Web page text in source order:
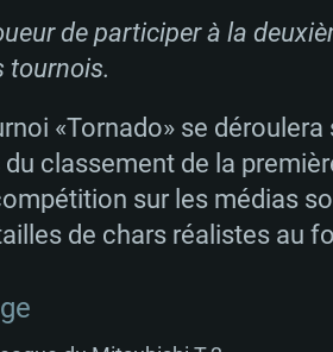
haut débit
haut débit
de participer à la
tournois.
«Tornado» se déroulera
classement de la
sur les médias
de chars réalistes au